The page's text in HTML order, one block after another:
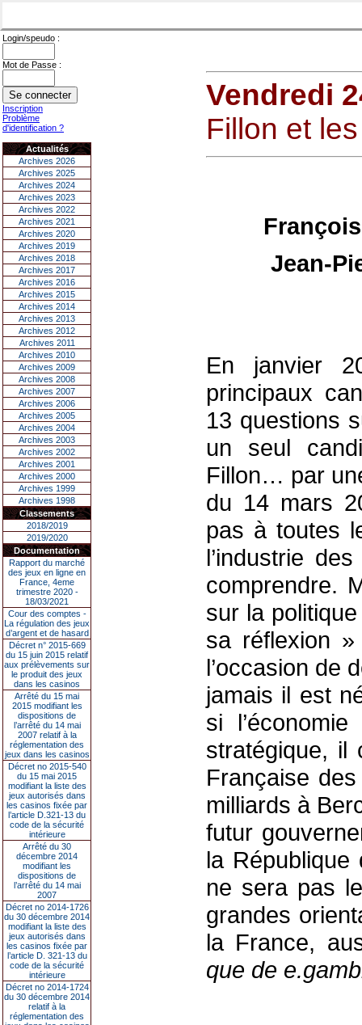
Login/speudo :
Mot de Passe :
Inscription
Problème
d'identification ?
Actualités
Archives 2026
Archives 2025
Archives 2024
Archives 2023
Archives 2022
Archives 2021
Archives 2020
Archives 2019
Archives 2018
Archives 2017
Archives 2016
Archives 2015
Archives 2014
Archives 2013
Archives 2012
Archives 2011
Archives 2010
Archives 2009
Archives 2008
Archives 2007
Archives 2006
Archives 2005
Archives 2004
Archives 2003
Archives 2002
Archives 2001
Archives 2000
Archives 1999
Archives 1998
Classements
2018/2019
2019/2020
Documentation
Rapport du marché
des jeux en ligne en
France, 4eme
trimestre 2020 -
18/03/2021
Cour des comptes -
La régulation des jeux
d’argent et de hasard
Décret n° 2015-669
du 15 juin 2015 relatif
aux prélèvements sur
le produit des jeux
dans les casinos
Arrêté du 15 mai
2015 modifiant les
dispositions de
l’arrêté du 14 mai
2007 relatif à la
réglementation des
jeux dans les casinos
Décret no 2015-540
du 15 mai 2015
modifiant la liste des
jeux autorisés dans
les casinos fixée par
l’article D.321-13 du
code de la sécurité
intérieure
Arrêté du 30
décembre 2014
modifiant les
dispositions de
l’arrêté du 14 mai
2007
Décret no 2014-1726
du 30 décembre 2014
modifiant la liste des
jeux autorisés dans
les casinos fixée par
l’article D. 321-13 du
code de la sécurité
intérieure
Décret no 2014-1724
du 30 décembre 2014
relatif à la
réglementation des
Vendredi
Fillon et
Jean-
En janvier
principaux
13 questions
un seul
Fillon… par
du 14 mars
pas à toutes
l’industrie
comprendre.
sur la
sa réflexion
l’occasion de
jamais il est
si
stratégique, il
Française
milliards à
futur
la
ne sera pas
grandes
la France,
que de